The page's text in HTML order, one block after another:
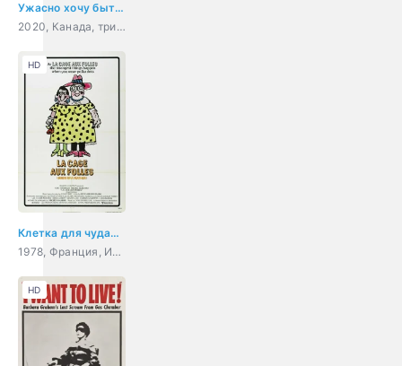
Ужасно хочу быть тобой
2020, Канада, триллер
Клетка для чудаков
1978, Франция, Италия, мелодрама, комедия
HD
HD